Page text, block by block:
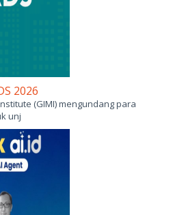
2026
(GIMI) mengundang para
unj